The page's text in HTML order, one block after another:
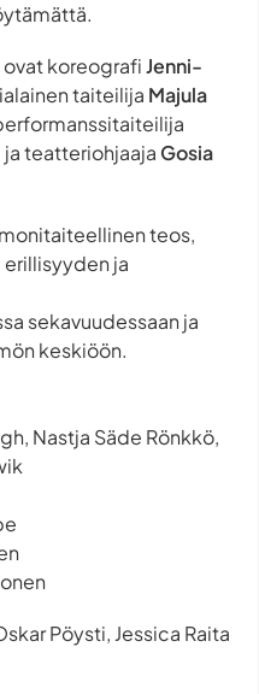
koreografiJenni-
taiteilija Majula
ja teatteriohjaaja Gosia
teos,
ja
sekavuudessaan ja
keskiöön.
Nastja Säde Rönkkö,
Pöysti, Jessica Raita